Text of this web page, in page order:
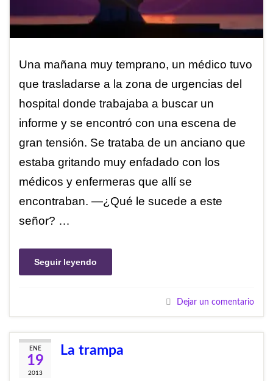
Una mañana muy temprano, un médico tuvo
que trasladarse a la zona de urgencias del
hospital donde trabajaba a buscar un
informe y se encontró con una escena de
gran tensión. Se trataba de un anciano que
estaba gritando muy enfadado con los
médicos y enfermeras que allí se
encontraban. —¿Qué le sucede a este
señor? …
Seguir leyendo
Dejar un comentario
ENE
19
2013
La trampa